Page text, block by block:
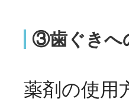
③歯ぐきへ
薬剤の使用